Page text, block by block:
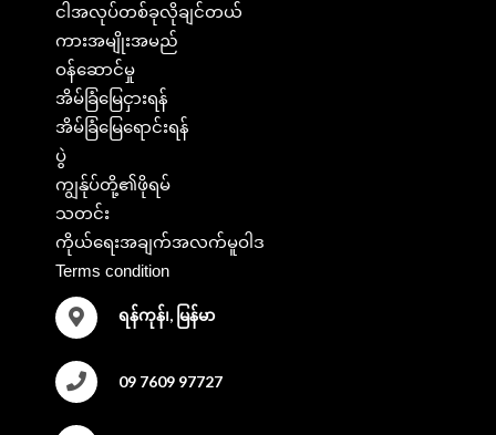
ငါအလုပ်တစ်ခုလိုချင်တယ်
ကားအမျိုးအမည်
ဝန်ဆောင်မှု
အိမ်ခြံမြေငှားရန်
အိမ်ခြံမြေရောင်းရန်
ပွဲ
ကျွန်ုပ်တို့၏ဖိုရမ်
သတင်း
ကိုယ်ရေးအချက်အလက်မူဝါဒ
Terms condition
ရန်ကုန်၊, မြန်မာ
09 7609 97727